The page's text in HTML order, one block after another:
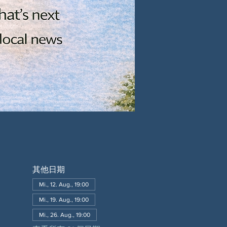
其他日期
Mi., 12. Aug., 19:00
Mi., 19. Aug., 19:00
Mi., 26. Aug., 19:00